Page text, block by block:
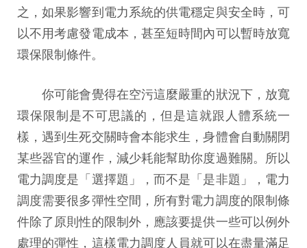
之，如果影響到電力系統的供電穩定與安全時，可
以不用考慮發電成本，甚至短時間內可以暫時放寬
環保限制條件。
你可能會覺得在空污這麼嚴重的狀況下，放寬
環保限制是不可思議的，但是這就跟人體系統一
樣，遇到生死交關時會本能求生，身體會自動關閉
某些器官的運作，減少耗能幫助你度過難關。所以
電力調度是「選擇題」，而不是「是非題」，電力
調度需要很多彈性空間，所有對電力調度的限制條
件除了原則性的限制外，應該要提供一些可以例外
處理的彈性，這樣電力調度人員就可以在盡量滿足